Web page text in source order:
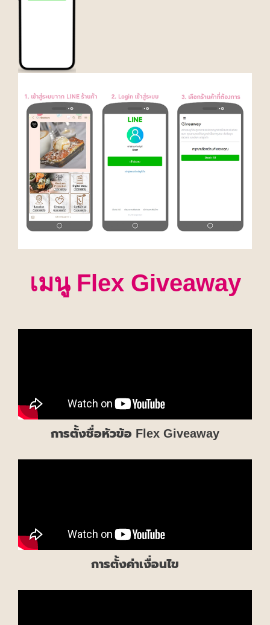
เมนู Flex Giveaway
การตั้งชื่อหัวข้อ Flex Giveaway
การตั้งค่าเงื่อนไข